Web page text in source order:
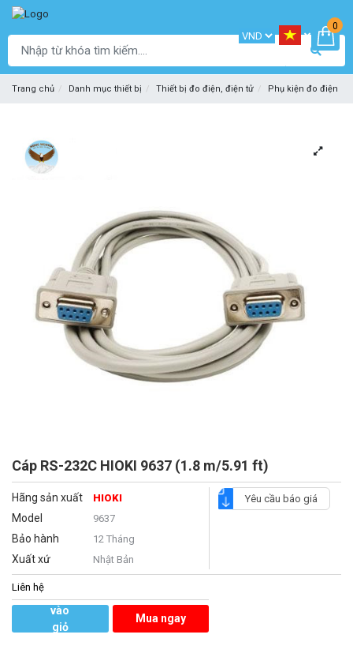
0
Trang chủ Danh mục thiết bị Thiết bị đo điện, điện tử Phụ kiện đo điện
Cáp RS-232C HIOKI 9637 (1.8 m/5.91 ft)
Hãng sản xuất HIOKI
Model 9637
Bảo hành 12 Tháng
Xuất xứ Nhật Bản
Yêu cầu báo giá
Liên hệ
vào
giỏ
Mua ngay